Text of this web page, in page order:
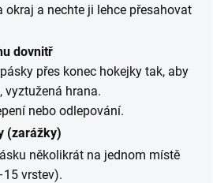
okraj a nechte ji lehce přesahovat
dovnitř
přes konec hokejky tak, aby
vyztužená hrana.
nebo odlepování.
(zarážky)
několikrát na jednom místě
vrstev).